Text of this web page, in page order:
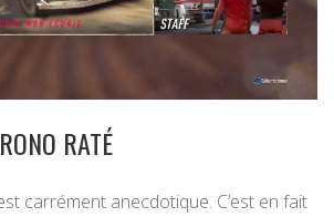
RATÉ
carrément anecdotique. C’est en fait